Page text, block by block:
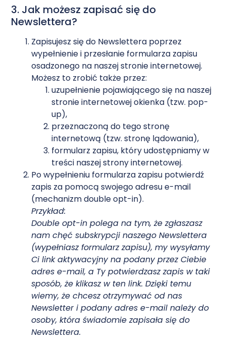
3. Jak możesz zapisać się do
Newslettera?
Zapisujesz się do Newslettera poprzez
wypełnienie i przesłanie formularza zapisu
osadzonego na naszej stronie internetowej.
Możesz to zrobić także przez:
uzupełnienie pojawiającego się na naszej
stronie internetowej okienka (tzw. pop-
up),
przeznaczoną do tego stronę
internetową (tzw. stronę lądowania),
formularz zapisu, który udostępniamy w
treści naszej strony internetowej.
Po wypełnieniu formularza zapisu potwierdź
zapis za pomocą swojego adresu e-mail
(mechanizm double opt-in).
Przykład:
Double opt-in polega na tym, że zgłaszasz
nam chęć subskrypcji naszego Newslettera
(wypełniasz formularz zapisu), my wysyłamy
Ci link aktywacyjny na podany przez Ciebie
adres e-mail, a Ty potwierdzasz zapis w taki
sposób, że klikasz w ten link. Dzięki temu
wiemy, że chcesz otrzymywać od nas
Newsletter i podany adres e-mail należy do
osoby, która świadomie zapisała się do
Newslettera.